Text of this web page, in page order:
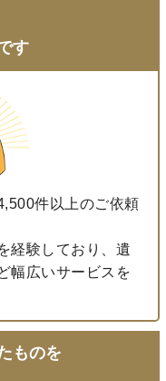
す
件以上のご依頼
経験しており、遺
幅広いサービスを
ものを